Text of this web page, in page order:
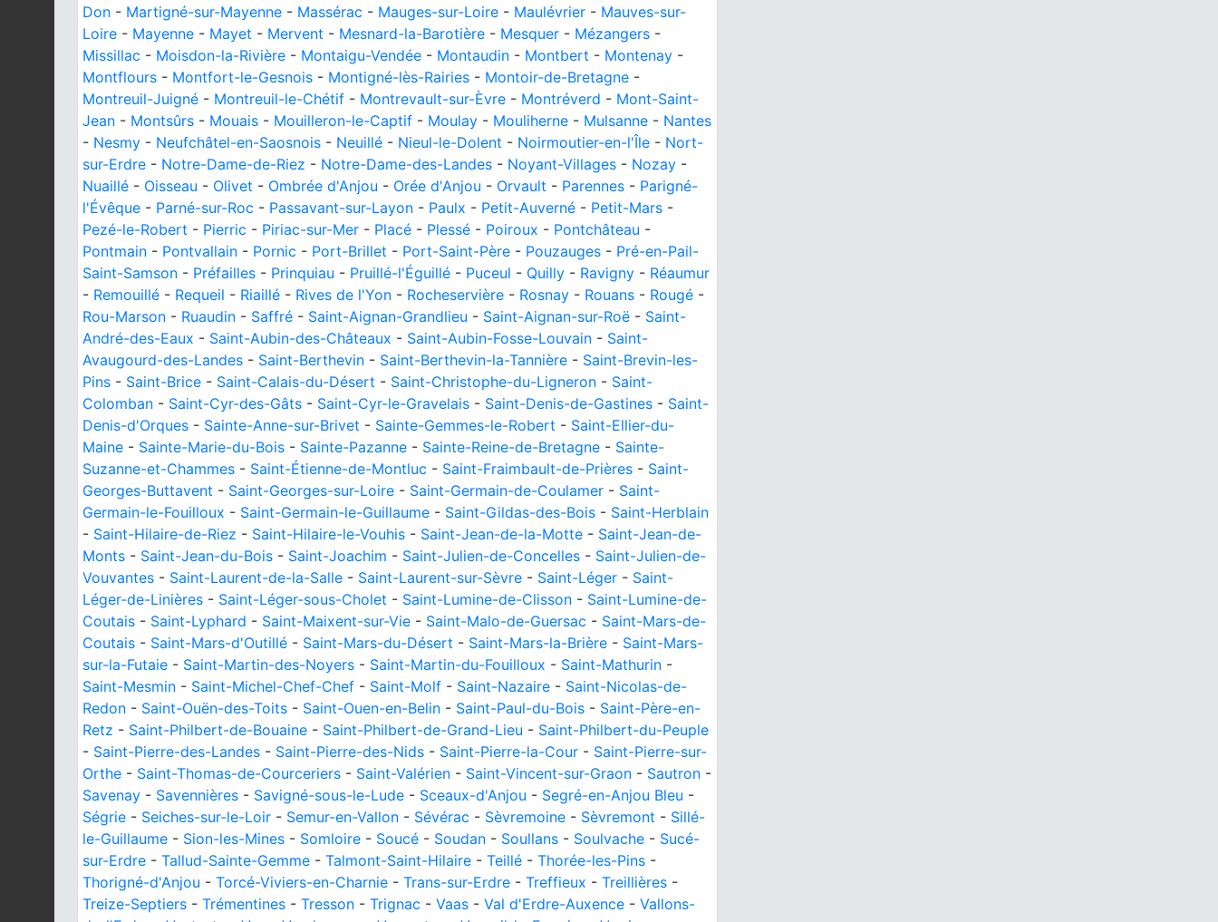
Don - Martigné-sur-Mayenne - Massérac - Mauges-sur-Loire - Maulévrier - Mauves-sur-
Loire - Mayenne - Mayet - Mervent - Mesnard-la-Barotière - Mesquer - Mézangers -
Missillac - Moisdon-la-Rivière - Montaigu-Vendée - Montaudin - Montbert - Montenay -
Montflours - Montfort-le-Gesnois - Montigné-lès-Rairies - Montoir-de-Bretagne -
Montreuil-Juigné - Montreuil-le-Chétif - Montrevault-sur-Èvre - Montréverd - Mont-Saint-
Jean - Montsûrs - Mouais - Mouilleron-le-Captif - Moulay - Mouliherne - Mulsanne - Nantes
- Nesmy - Neufchâtel-en-Saosnois - Neuillé - Nieul-le-Dolent - Noirmoutier-en-l'Île - Nort-
sur-Erdre - Notre-Dame-de-Riez - Notre-Dame-des-Landes - Noyant-Villages - Nozay -
Nuaillé - Oisseau - Olivet - Ombrée d'Anjou - Orée d'Anjou - Orvault - Parennes - Parigné-
l'Évêque - Parné-sur-Roc - Passavant-sur-Layon - Paulx - Petit-Auverné - Petit-Mars -
Pezé-le-Robert - Pierric - Piriac-sur-Mer - Placé - Plessé - Poiroux - Pontchâteau -
Pontmain - Pontvallain - Pornic - Port-Brillet - Port-Saint-Père - Pouzauges - Pré-en-Pail-
Saint-Samson - Préfailles - Prinquiau - Pruillé-l'Éguillé - Puceul - Quilly - Ravigny - Réaumur
- Remouillé - Requeil - Riaillé - Rives de l'Yon - Rocheservière - Rosnay - Rouans - Rougé -
Rou-Marson - Ruaudin - Saffré - Saint-Aignan-Grandlieu - Saint-Aignan-sur-Roë - Saint-
André-des-Eaux - Saint-Aubin-des-Châteaux - Saint-Aubin-Fosse-Louvain - Saint-
Avaugourd-des-Landes - Saint-Berthevin - Saint-Berthevin-la-Tannière - Saint-Brevin-les-
Pins - Saint-Brice - Saint-Calais-du-Désert - Saint-Christophe-du-Ligneron - Saint-
Colomban - Saint-Cyr-des-Gâts - Saint-Cyr-le-Gravelais - Saint-Denis-de-Gastines - Saint-
Denis-d'Orques - Sainte-Anne-sur-Brivet - Sainte-Gemmes-le-Robert - Saint-Ellier-du-
Maine - Sainte-Marie-du-Bois - Sainte-Pazanne - Sainte-Reine-de-Bretagne - Sainte-
Suzanne-et-Chammes - Saint-Étienne-de-Montluc - Saint-Fraimbault-de-Prières - Saint-
Georges-Buttavent - Saint-Georges-sur-Loire - Saint-Germain-de-Coulamer - Saint-
Germain-le-Fouilloux - Saint-Germain-le-Guillaume - Saint-Gildas-des-Bois - Saint-Herblain
- Saint-Hilaire-de-Riez - Saint-Hilaire-le-Vouhis - Saint-Jean-de-la-Motte - Saint-Jean-de-
Monts - Saint-Jean-du-Bois - Saint-Joachim - Saint-Julien-de-Concelles - Saint-Julien-de-
Vouvantes - Saint-Laurent-de-la-Salle - Saint-Laurent-sur-Sèvre - Saint-Léger - Saint-
Léger-de-Linières - Saint-Léger-sous-Cholet - Saint-Lumine-de-Clisson - Saint-Lumine-de-
Coutais - Saint-Lyphard - Saint-Maixent-sur-Vie - Saint-Malo-de-Guersac - Saint-Mars-de-
Coutais - Saint-Mars-d'Outillé - Saint-Mars-du-Désert - Saint-Mars-la-Brière - Saint-Mars-
sur-la-Futaie - Saint-Martin-des-Noyers - Saint-Martin-du-Fouilloux - Saint-Mathurin -
Saint-Mesmin - Saint-Michel-Chef-Chef - Saint-Molf - Saint-Nazaire - Saint-Nicolas-de-
Redon - Saint-Ouën-des-Toits - Saint-Ouen-en-Belin - Saint-Paul-du-Bois - Saint-Père-en-
Retz - Saint-Philbert-de-Bouaine - Saint-Philbert-de-Grand-Lieu - Saint-Philbert-du-Peuple
- Saint-Pierre-des-Landes - Saint-Pierre-des-Nids - Saint-Pierre-la-Cour - Saint-Pierre-sur-
Orthe - Saint-Thomas-de-Courceriers - Saint-Valérien - Saint-Vincent-sur-Graon - Sautron -
Savenay - Savennières - Savigné-sous-le-Lude - Sceaux-d'Anjou - Segré-en-Anjou Bleu -
Ségrie - Seiches-sur-le-Loir - Semur-en-Vallon - Sévérac - Sèvremoine - Sèvremont - Sillé-
le-Guillaume - Sion-les-Mines - Somloire - Soucé - Soudan - Soullans - Soulvache - Sucé-
sur-Erdre - Tallud-Sainte-Gemme - Talmont-Saint-Hilaire - Teillé - Thorée-les-Pins -
Thorigné-d'Anjou - Torcé-Viviers-en-Charnie - Trans-sur-Erdre - Treffieux - Treillières -
Treize-Septiers - Trémentines - Tresson - Trignac - Vaas - Val d'Erdre-Auxence - Vallons-